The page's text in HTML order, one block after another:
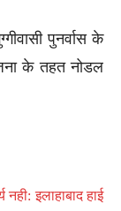
पुनर्वास के
के तहत नोडल
इलाहाबाद हाई